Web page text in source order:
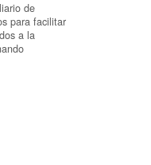
de
para facilitar
a la